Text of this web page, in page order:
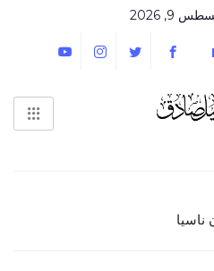
9, 2026